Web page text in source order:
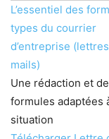
L’essentiel des
types du courrier
d’entreprise
mails)
Une rédaction et
formules adaptées
situation